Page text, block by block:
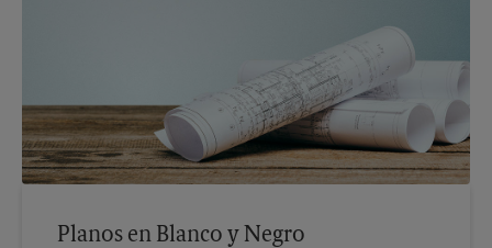
Planos en Blanco y Negro